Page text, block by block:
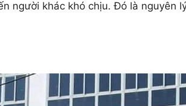
người khác khó chịu. Đó là nguyên